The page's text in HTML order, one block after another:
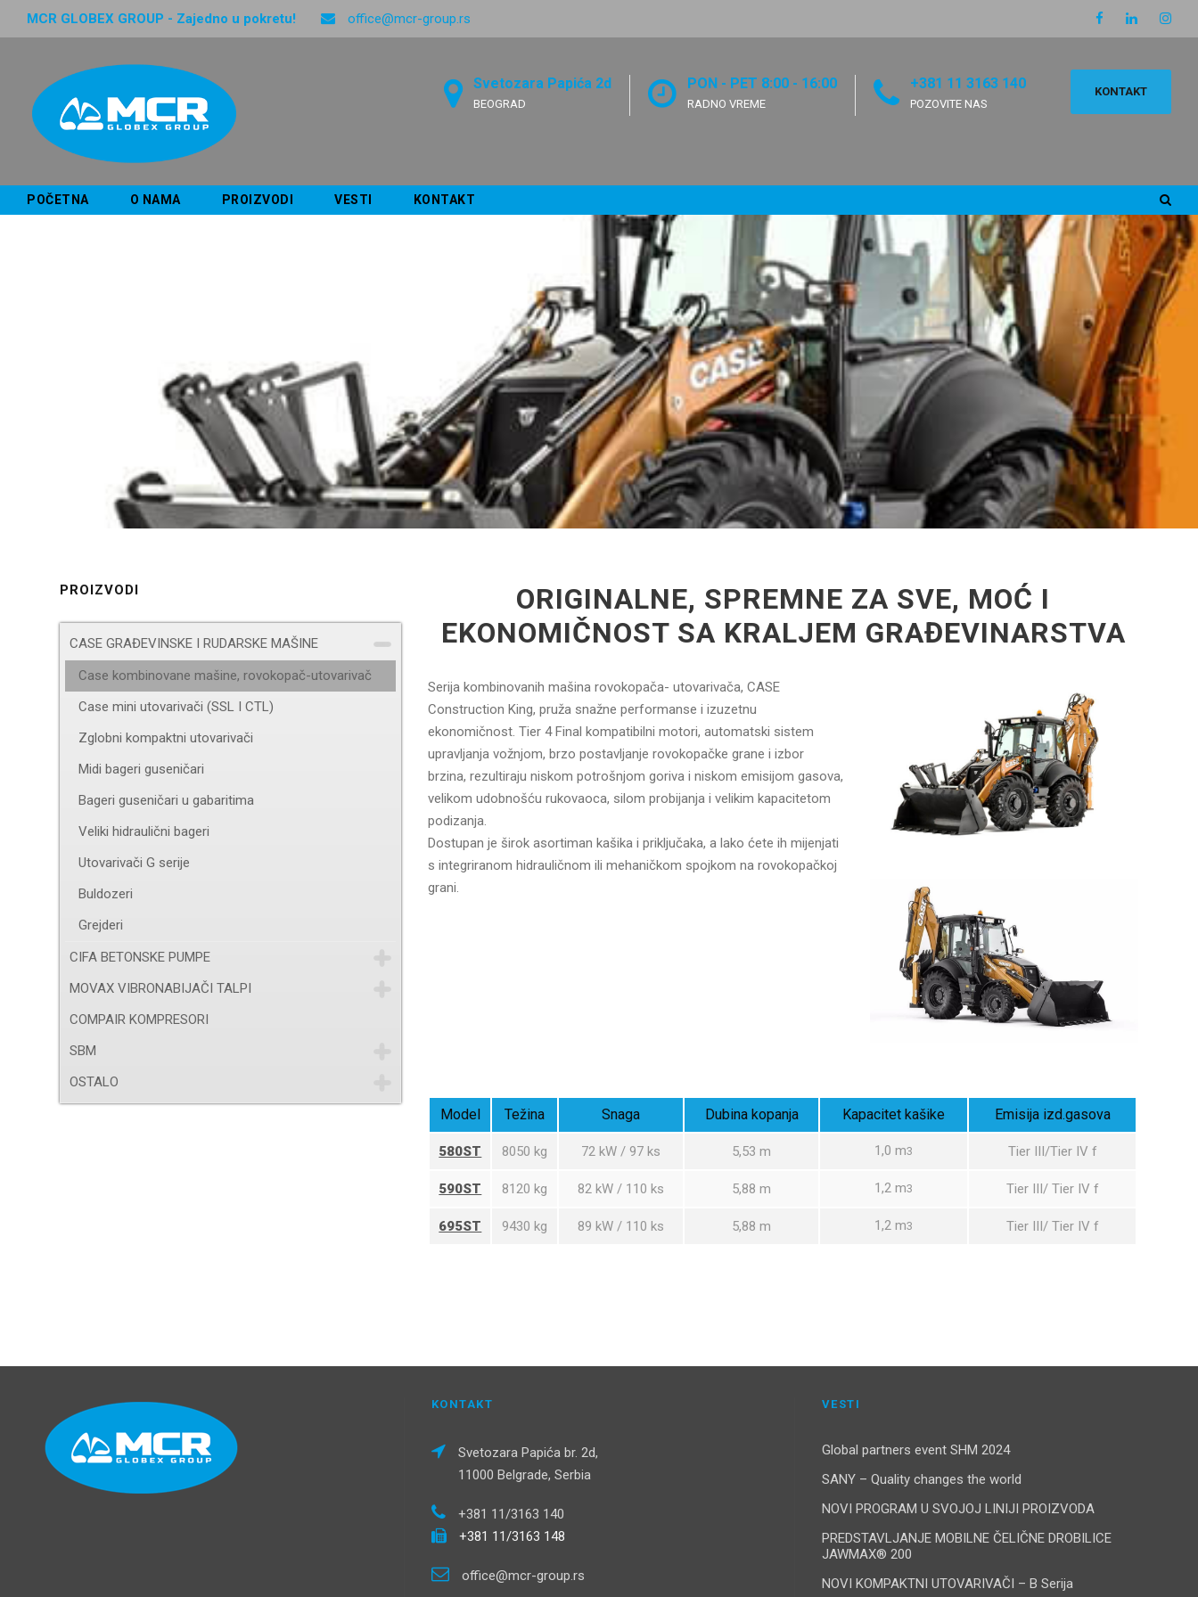
MCR GLOBEX GROUP - Zajedno u pokretu! office@mcr-group.rs
Svetozara Papića 2d
BEOGRAD
PON - PET 8:00 - 16:00
RADNO VREME
+381 11 3163 140
POZOVITE NAS
KONTAKT
POČETNA O NAMA PROIZVODI VESTI KONTAKT
ORIGINALNE, SPREMNE ZA SVE, MOĆ I
EKONOMIČNOST SA KRALJEM GRAĐEVINARSTVA
Serija kombinovanih mašina rovokopača- utovarivača, CASE
Construction King, pruža snažne performanse i izuzetnu
ekonomičnost. Tier 4 Final kompatibilni motori, automatski sistem
upravljanja vožnjom, brzo postavljanje rovokopačke grane i izbor
brzina, rezultiraju niskom potrošnjom goriva i niskom emisijom gasova,
velikom udobnošću rukovaoca, silom probijanja i velikim kapacitetom
podizanja.
Dostupan je širok asortiman kašika i priključaka, a lako ćete ih mijenjati
s integriranom hidrauličnom ili mehaničkom spojkom na rovokopačkoj
grani.
Model Težina Snaga Dubina kopanja Kapacitet kašike Emisija izd.gasova
580ST 8050 kg 72 kW / 97 ks 5,53 m 1,0 m3 Tier III/Tier IV f
590ST 8120 kg 82 kW / 110 ks 5,88 m 1,2 m3 Tier III/ Tier IV f
695ST 9430 kg 89 kW / 110 ks 5,88 m 1,2 m3 Tier III/ Tier IV f
PROIZVODI
CASE GRAĐEVINSKE I RUDARSKE MAŠINE
Case kombinovane mašine, rovokopač-utovarivač
Case mini utovarivači (SSL I CTL)
Zglobni kompaktni utovarivači
Midi bageri guseničari
Bageri guseničari u gabaritima
Veliki hidraulični bageri
Utovarivači G serije
Buldozeri
Grejderi
CIFA BETONSKE PUMPE
MOVAX VIBRONABIJAČI TALPI
COMPAIR KOMPRESORI
SBM
OSTALO
KONTAKT
Svetozara Papića br. 2d,
11000 Belgrade, Serbia
+381 11/3163 140
+381 11/3163 148
office@mcr-group.rs
VESTI
Global partners event SHM 2024
SANY – Quality changes the world
NOVI PROGRAM U SVOJOJ LINIJI PROIZVODA
PREDSTAVLJANJE MOBILNE ČELIČNE DROBILICE
JAWMAX® 200
NOVI KOMPAKTNI UTOVARIVAČI – B Serija